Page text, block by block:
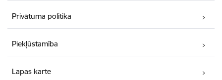
Privātuma politika
Piekļūstamība
Lapas karte